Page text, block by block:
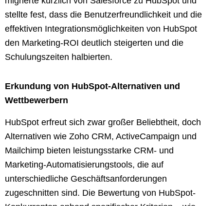
stellte fest, dass die Benutzerfreundlichkeit und die
effektiven Integrationsmöglichkeiten von HubSpot
den Marketing-ROI deutlich steigerten und die
Schulungszeiten halbierten.
Erkundung von HubSpot-Alternativen und
Wettbewerbern
HubSpot erfreut sich zwar großer Beliebtheit, doch
Alternativen wie Zoho CRM, ActiveCampaign und
Mailchimp bieten leistungsstarke CRM- und
Marketing-Automatisierungstools, die auf
unterschiedliche Geschäftsanforderungen
zugeschnitten sind. Die Bewertung von HubSpot-